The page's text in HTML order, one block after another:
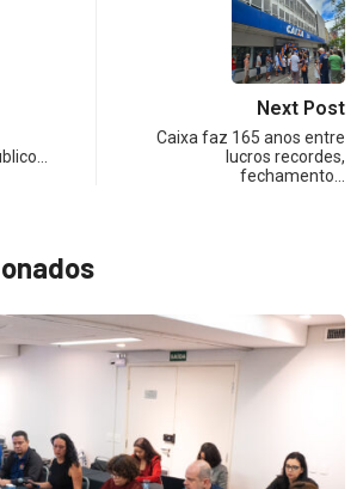
Next Post
Caixa faz 165 anos entre
lucros recordes,
fechamento…